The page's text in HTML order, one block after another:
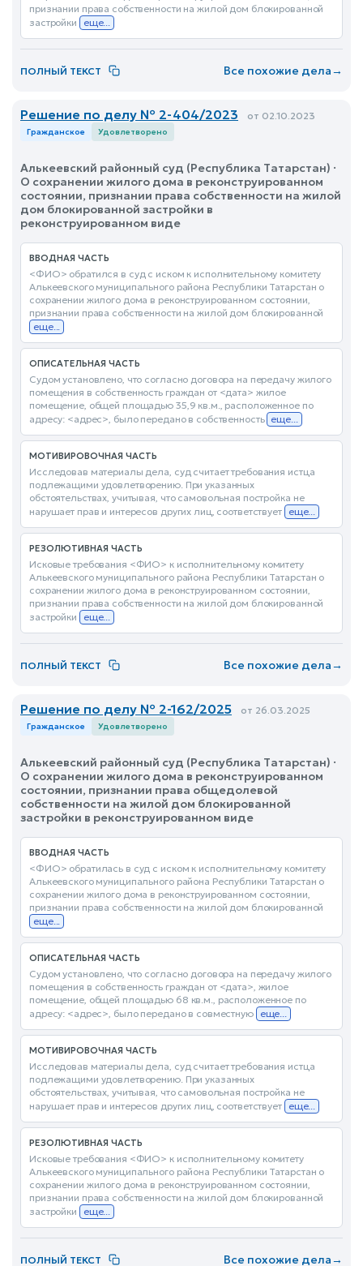
признании права собственности на жилой дом блокированной
застройки
еще...
ПОЛНЫЙ ТЕКСТ Все похожие дела→
Решение по делу № 2-404/2023 от 02.10.2023
Гражданское Удовлетворено
Алькеевский районный суд (Республика Татарстан) ·
О сохранении жилого дома в реконструированном
состоянии, признании права собственности на жилой
дом блокированной застройки в
реконструированном виде
ВВОДНАЯ ЧАСТЬ
<ФИО> обратился в суд с иском к исполнительному комитету
Алькеевского муниципального района Республики Татарстан о
сохранении жилого дома в реконструированном состоянии,
признании права собственности на жилой дом блокированной
еще...
ОПИСАТЕЛЬНАЯ ЧАСТЬ
Судом установлено, что согласно договора на передачу жилого
помещения в собственность граждан от <дата> жилое
помещение, общей площадью 35,9 кв.м., расположенное по
адресу: <адрес>, было передано в собственность еще...
МОТИВИРОВОЧНАЯ ЧАСТЬ
Исследовав материалы дела, суд считает требования истца
подлежащими удовлетворению. При указанных
обстоятельствах, учитывая, что самовольная постройка не
нарушает прав и интересов других лиц, соответствует еще...
РЕЗОЛЮТИВНАЯ ЧАСТЬ
Исковые требования <ФИО> к исполнительному комитету
Алькеевского муниципального района Республики Татарстан о
сохранении жилого дома в реконструированном состоянии,
признании права собственности на жилой дом блокированной
застройки
еще...
ПОЛНЫЙ ТЕКСТ Все похожие дела→
Решение по делу № 2-162/2025 от 26.03.2025
Гражданское Удовлетворено
Алькеевский районный суд (Республика Татарстан) ·
О сохранении жилого дома в реконструированном
состоянии, признании права общедолевой
собственности на жилой дом блокированной
застройки в реконструированном виде
ВВОДНАЯ ЧАСТЬ
<ФИО> обратилась в суд с иском к исполнительному комитету
Алькеевского муниципального района Республики Татарстан о
сохранении жилого дома в реконструированном состоянии,
признании права собственности на жилой дом блокированной
еще...
ОПИСАТЕЛЬНАЯ ЧАСТЬ
Судом установлено, что согласно договора на передачу жилого
помещения в собственность граждан от <дата>, жилое
помещение, общей площадью 68 кв.м., расположенное по
адресу: <адрес>, было передано в совместную еще...
МОТИВИРОВОЧНАЯ ЧАСТЬ
Исследовав материалы дела, суд считает требования истца
подлежащими удовлетворению. При указанных
обстоятельствах, учитывая, что самовольная постройка не
нарушает прав и интересов других лиц, соответствует еще...
РЕЗОЛЮТИВНАЯ ЧАСТЬ
Исковые требования <ФИО> к исполнительному комитету
Алькеевского муниципального района Республики Татарстан о
сохранении жилого дома в реконструированном состоянии,
признании права собственности на жилой дом блокированной
застройки
еще...
ПОЛНЫЙ ТЕКСТ Все похожие дела→